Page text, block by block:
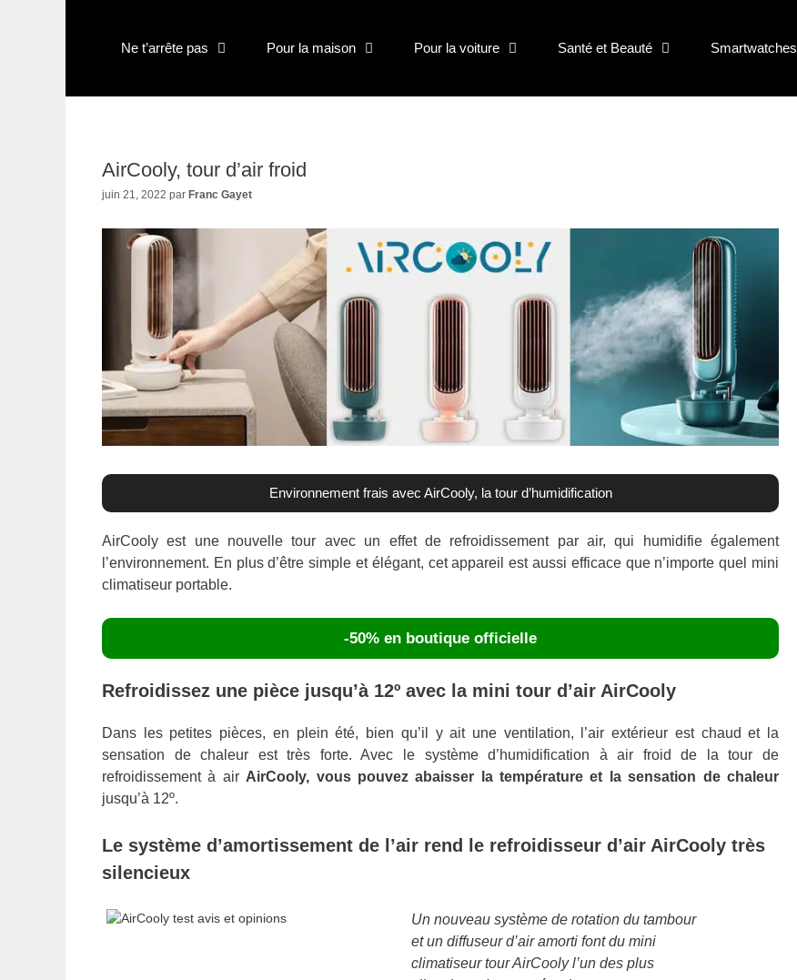
Ne t’arrête pas Pour la maison Pour la voiture Santé et Beauté Smartwatches
AirCooly, tour d’air froid
juin 21, 2022 par Franc Gayet
Environnement frais avec AirCooly, la tour d’humidification
AirCooly est une nouvelle tour avec un effet de refroidissement par air, qui humidifie également
l’environnement. En plus d’être simple et élégant, cet appareil est aussi efficace que n’importe quel mini
climatiseur portable.
-50% en boutique officielle
Refroidissez une pièce jusqu’à 12º avec la mini tour d’air AirCooly
Dans les petites pièces, en plein été, bien qu’il y ait une ventilation, l’air extérieur est chaud et la
sensation de chaleur est très forte. Avec le système d’humidification à air froid de la tour de
refroidissement à air AirCooly, vous pouvez abaisser la température et la sensation de chaleur
jusqu’à 12º.
Le système d’amortissement de l’air rend le refroidisseur d’air AirCooly très
silencieux
Un nouveau système de rotation du tambour
et un diffuseur d’air amorti font du mini
climatiseur tour AirCooly l’un des plus